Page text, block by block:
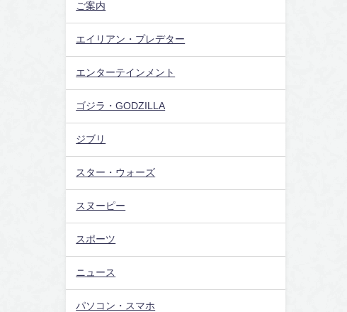
ご案内
エイリアン・プレデター
エンターテインメント
ゴジラ・GODZILLA
ジブリ
スター・ウォーズ
スヌーピー
スポーツ
ニュース
パソコン・スマホ